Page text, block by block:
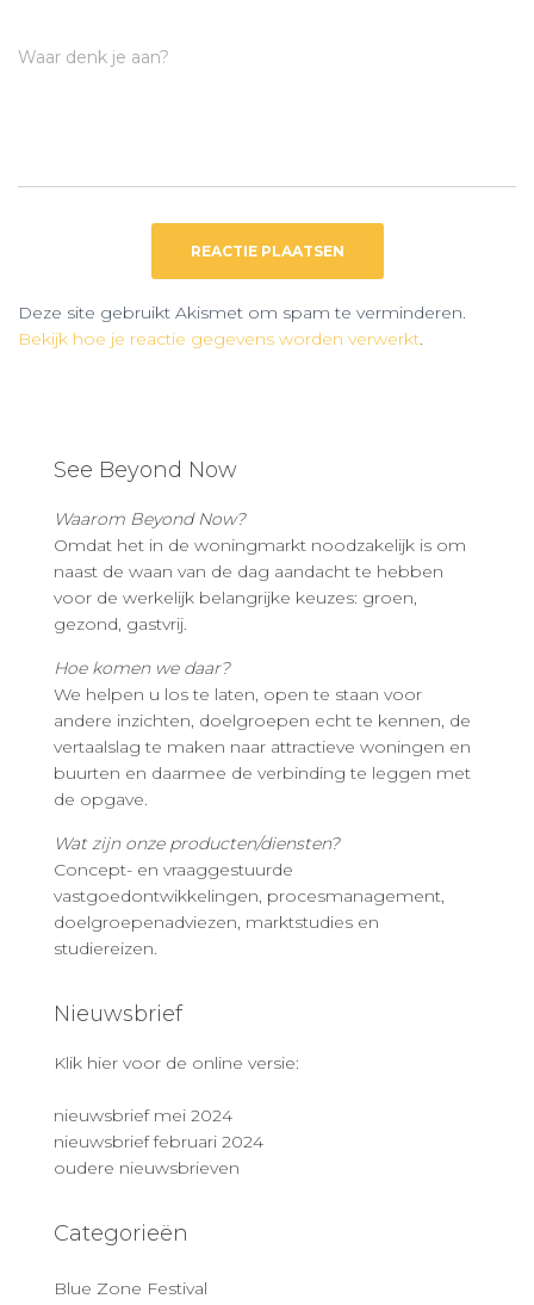
Waar denk je aan?
Deze site gebruikt Akismet om spam te verminderen.
Bekijk hoe je reactie gegevens worden verwerkt.
See Beyond Now
Waarom Beyond Now?
Omdat het in de woningmarkt noodzakelijk is om
naast de waan van de dag aandacht te hebben
voor de werkelijk belangrijke keuzes: groen,
gezond, gastvrij.
Hoe komen we daar?
We helpen u los te laten, open te staan voor
andere inzichten, doelgroepen echt te kennen, de
vertaalslag te maken naar attractieve woningen en
buurten en daarmee de verbinding te leggen met
de opgave.
Wat zijn onze producten/diensten?
Concept- en vraaggestuurde
vastgoedontwikkelingen, procesmanagement,
doelgroepenadviezen, marktstudies en
studiereizen.
Nieuwsbrief
Klik hier voor de online versie:
nieuwsbrief mei 2024
nieuwsbrief februari 2024
oudere nieuwsbrieven
Categorieën
Blue Zone Festival